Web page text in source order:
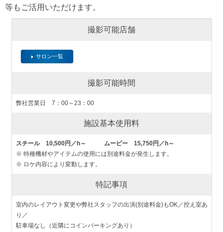
等もご活用いただけます。
撮影可能店舗
サロン一覧
撮影可能時間
弊社営業日 7：00～23：00
施設基本使用料
スチール 10,500円／h～ ムービー 15,750円／h～
※ 特種機材やアイテムの使用には別途料金が発生します。
※ ロケ内容により変動します。
特記事項
室内のレイアウト変更や弊社スタッフの出演(別途料金)もOK／控え室あ
り／
駐車場なし（近隣にコインパーキングあり）